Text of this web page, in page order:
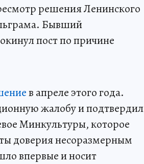
решения Ленинского
Бывший
пост по причине
в апреле этого года.
жалобу и подтвердил
Минкультуры, которое
доверия несоразмерным
впервые и носит